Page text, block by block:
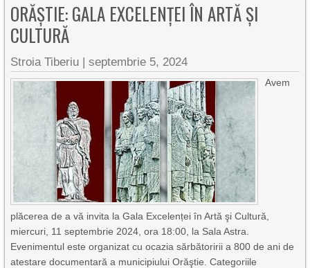
ORĂȘTIE: GALA EXCELENȚEI ÎN ARTĂ ȘI
CULTURĂ
Stroia Tiberiu |septembrie 5, 2024
Avem
plăcerea de a vă invita la Gala Excelenței în Artă şi Cultură,
miercuri, 11 septembrie 2024, ora 18:00, la Sala Astra.
Evenimentul este organizat cu ocazia sărbătoririi a 800 de ani de
atestare documentară a municipiului Orăştie. Categoriile